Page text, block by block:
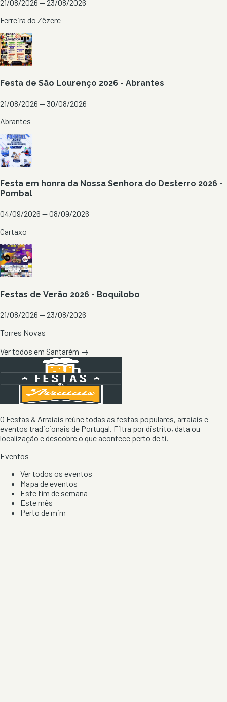
21/08/2026 — 23/08/2026
Ferreira do Zêzere
Festa de São Lourenço 2026 - Abrantes
21/08/2026 — 30/08/2026
Abrantes
Festa em honra da Nossa Senhora do Desterro 2026 -
Pombal
04/09/2026 — 08/09/2026
Cartaxo
Festas de Verão 2026 - Boquilobo
21/08/2026 — 23/08/2026
Torres Novas
Ver todos em Santarém →
O Festas & Arraiais reúne todas as festas populares, arraiais e
eventos tradicionais de Portugal. Filtra por distrito, data ou
localização e descobre o que acontece perto de ti.
Eventos
Ver todos os eventos
Mapa de eventos
Este fim de semana
Este mês
Perto de mim